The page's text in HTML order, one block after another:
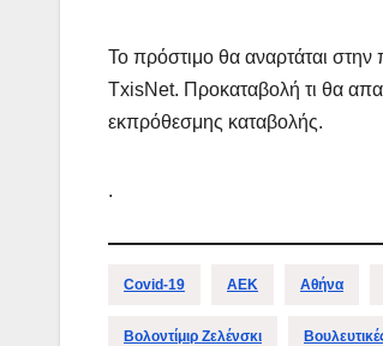
Το πρόστιμο θα αναρτάται
TxisNet. Προκαταβολή τι θα
εκπρόθεσμης καταβολής.
.
Covid-19 ΑΕΚ Αθήνα
Βολοντίμιρ Ζελένσκι